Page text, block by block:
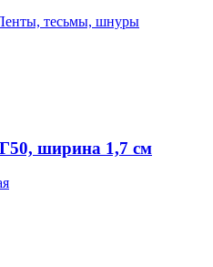
тесьмы, шнуры
ширина 1,7 см